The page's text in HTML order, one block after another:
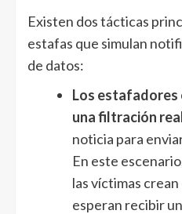
Existen dos tácticas
estafas que simulan
de datos:
Los estafadores
una filtración
noticia para
En este
las víctimas
esperan recibir